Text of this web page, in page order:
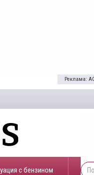
Реклама:
с бензином